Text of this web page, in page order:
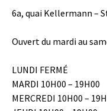
6a, quai Kellermann –
Ouvert du mardi au
LUNDI FERMÉ
MARDI 10H00 – 19H00
MERCREDI 10H00 –